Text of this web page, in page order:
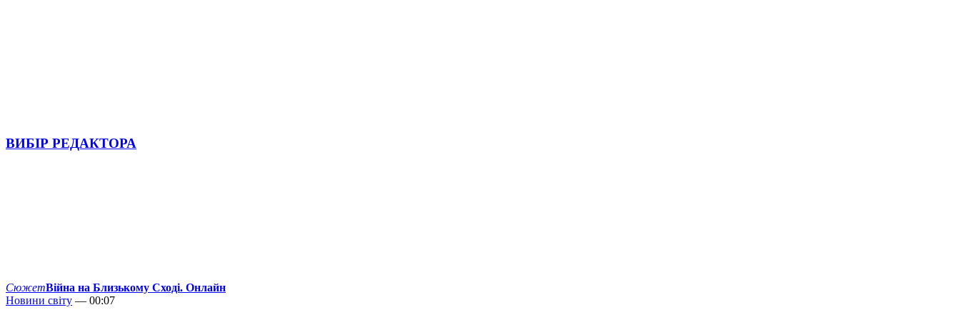
ВИБІР РЕДАКТОРА
СюжетВійна на Близькому Сході. Онлайн
Новини світу — 00:07